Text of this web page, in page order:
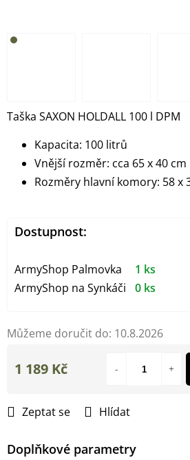
Můžeme doručit do: 10.8.2026
Taška SAXON HOLDALL 100 l DPM
Kapacita: 100 litrů
Vnější rozměr: cca 65 x 40 cm
Rozměry hlavní komory: 58 x
Zeptat se Hlídat
Doplňkové parametry
1 189 Kč
Dostupnost:
ArmyShop Palmovka
1 ks
ArmyShop na Synkáči
0 ks